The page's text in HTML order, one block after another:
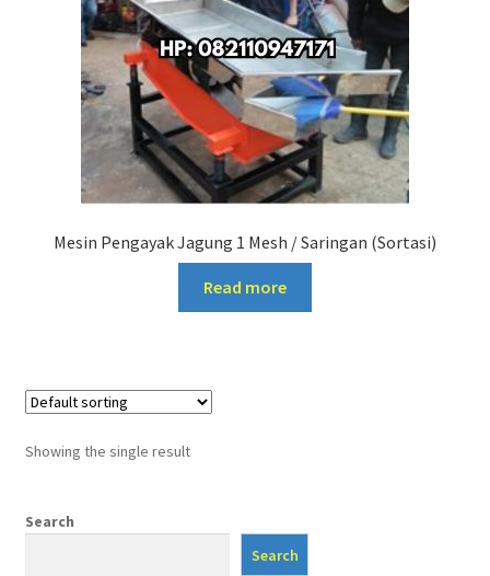
Mesin Pengayak Jagung 1 Mesh / Saringan (Sortasi)
Read more
Showing the single result
Search
Search